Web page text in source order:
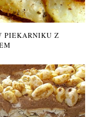
PIEKARNIKU Z